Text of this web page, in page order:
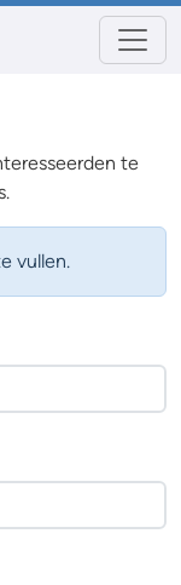
te
vullen.